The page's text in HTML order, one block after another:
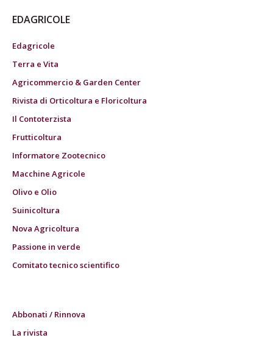
EDAGRICOLE
Edagricole
Terra e Vita
Agricommercio & Garden Center
Rivista di Orticoltura e Floricoltura
Il Contoterzista
Frutticoltura
Informatore Zootecnico
Macchine Agricole
Olivo e Olio
Suinicoltura
Nova Agricoltura
Passione in verde
Comitato tecnico scientifico
Abbonati / Rinnova
La rivista